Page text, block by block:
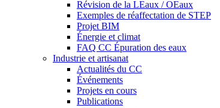
Révision de la LEaux / OEaux
Exemples de réaffectation de STEP
Projet BIM
Énergie et climat
FAQ CC Épuration des eaux
Industrie et artisanat
Actualités du CC
Événements
Projets en cours
Publications